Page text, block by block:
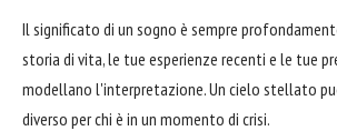
Il significato di un sogno è sempre
storia di vita, le tue esperienze recenti e le tue
modellano l'interpretazione. Un cielo stellato
diverso per chi è in un momento di crisi.